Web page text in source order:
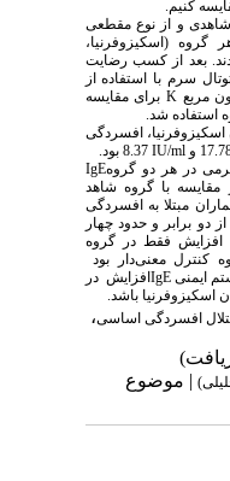
کنیم.
و از نوع مقطعی
که در هر گروه (اسکیزوفرنیا،
و شاهد) 20 نفر بودند. بعد از کسب رضایت
سرم با استفاده از
مربع Kبرای مقایسه
استفاده شد.
افسردگی
و 8.37 IU/mlبود.
IgEدر هر دو گروه
مقایسه با گروه شاهد
مبتلا به افسردگی
دو برابر و حدود چهار
افزایش فقط در گروه
کنترل معنی‌دار بود
افزایش IgEایمنی
در
باشد.
افسردگی اساسی،
| موضوع